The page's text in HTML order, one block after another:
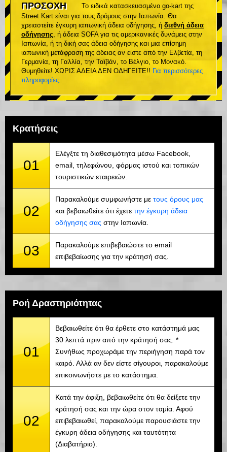
ΠΡΟΣΟΧΗ
Το ειδικά κατασκευασμένο go-kart της
Street Kart είναι για τους δρόμους στην Ιαπωνία. Θα
χρειαστείτε έγκυρη ιαπωνική άδεια οδήγησης, ή διεθνή άδεια
οδήγησης, ή άδεια SOFA για τις αμερικανικές δυνάμεις στην
Ιαπωνία, ή τη δική σας άδεια οδήγησης και μια επίσημη
ιαπωνική μετάφραση της άδειας αν είστε από την Ελβετία, τη
Γερμανία, τη Γαλλία, την Ταϊβάν, το Βέλγιο, το Μονακό.
Θυμηθείτε! ΧΩΡΙΣ ΑΔΕΙΑ ΔΕΝ ΟΔΗΓΕΙΤΕ!!
Για περισσότερες
πληροφορίες.
Κρατήσεις
01
Ελέγξτε τη διαθεσιμότητα μέσω Facebook,
email, τηλεφώνου, φόρμας ιστού και τοπικών
τουριστικών εταιρειών.
02
Παρακαλούμε συμφωνήστε με τους όρους μας
και βεβαιωθείτε ότι έχετε την έγκυρη άδεια
οδήγησης σας στην Ιαπωνία.
03
Παρακαλούμε επιβεβαιώστε το email
επιβεβαίωσης για την κράτησή σας.
Ροή Δραστηριότητας
01
Βεβαιωθείτε ότι θα έρθετε στο κατάστημά μας
30 λεπτά πριν από την κράτησή σας. *
Συνήθως προχωράμε την περιήγηση παρά τον
καιρό. Αλλά αν δεν είστε σίγουροι, παρακαλούμε
επικοινωνήστε με το κατάστημα.
02
Κατά την άφιξη, βεβαιωθείτε ότι θα δείξετε την
κράτησή σας και την ώρα στον ταμία. Αφού
επιβεβαιωθεί, παρακαλούμε παρουσιάστε την
έγκυρη άδεια οδήγησης και ταυτότητα
(Διαβατήριο).